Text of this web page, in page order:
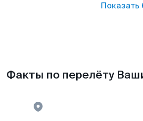
Показать
Факты по перелёту